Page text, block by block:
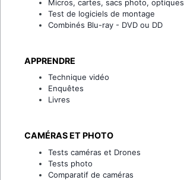
Micros, cartes, sacs photo, optiques
Test de logiciels de montage
Combinés Blu-ray - DVD ou DD
APPRENDRE
Technique vidéo
Enquêtes
Livres
CAMÉRAS ET PHOTO
Tests caméras et Drones
Tests photo
Comparatif de caméras